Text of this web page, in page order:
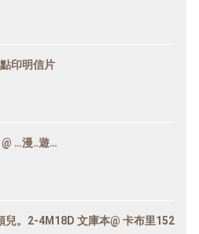
印明信片
@ …漫‥遊…
兒。2-4M18D 文庫本@ 卡布里152